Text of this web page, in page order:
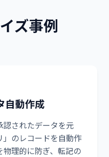
ズ事例
自動作成
認されたデータを元
」のレコードを自動作
理的に防ぎ、転記の